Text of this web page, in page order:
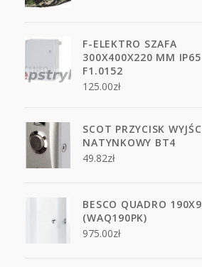
F-ELEKTRO SZAFA
300X400X220 MM IP65
F1.0152
125.00zł
SCOT PRZYCISK
NATYNKOWY BT4
49.82zł
BESCO QUADRO
(WAQ190PK)
975.00zł